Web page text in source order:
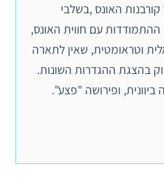
האונס ,בשלבי
עם חווית האונס,
וטראומטית, שאין לתארה
בהצגת ההגדרות השונות.
ופירושה "פצע".